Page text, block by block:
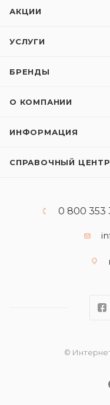
АКЦИИ
УСЛУГИ
БРЕНДЫ
О КОМПАНИИ
ИНФОРМАЦИЯ
СПРАВОЧНЫЙ ЦЕНТР
0 800 353
©